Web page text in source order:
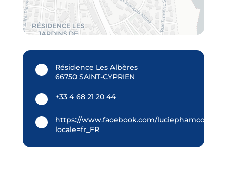
Résidence Les Albères
66750 SAINT-CYPRIEN
+33 4 68 21 20 44
https://www.facebook.com/
locale=fr_FR